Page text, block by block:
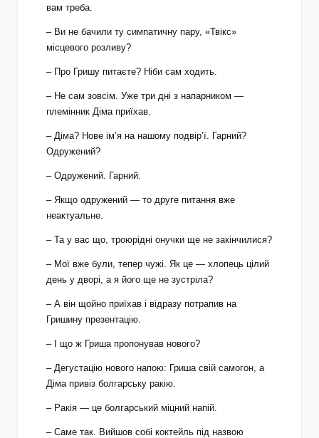
вам треба.
– Ви не бачили ту симпатичну пару, «Твікс»
місцевого розливу?
– Про Гришу питаєте? Ніби сам ходить.
– Не сам зовсім. Уже три дні з напарником —
племінник Діма приїхав.
– Діма? Нове ім’я на нашому подвір’ї. Гарний?
Одружений?
– Одружений. Гарний.
– Якщо одружений — то друге питання вже
неактуальне.
– Та у вас що, троюрідні онучки ще не закінчилися?
– Мої вже були, тепер чужі. Як це — хлопець цілий
день у дворі, а я його ще не зустріла?
– А він щойно приїхав і відразу потрапив на
Гришину презентацію.
– І що ж Гриша пропонував нового?
– Дегустацію нового напою: Гриша свій самогон, а
Діма привіз болгарську ракію.
– Ракія — це болгарський міцний напій.
– Саме так. Вийшов собі коктейль під назвою